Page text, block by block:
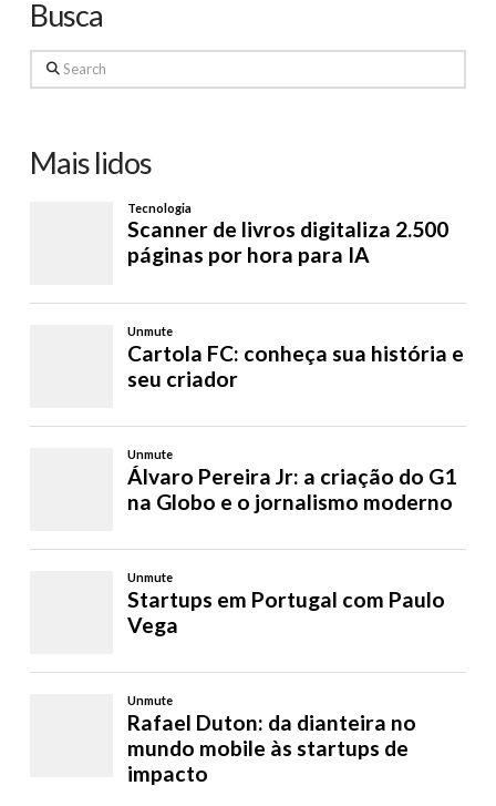
Busca
Search
Mais lidos